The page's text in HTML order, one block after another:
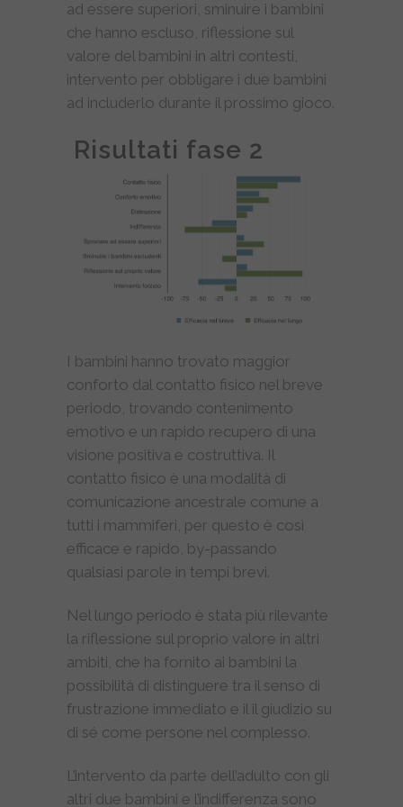
ad essere superiori, sminuire i bambini
che hanno escluso, riflessione sul
valore del bambini in altri contesti,
intervento per obbligare i due bambini
ad includerlo durante il prossimo gioco.
Risultati fase 2
I bambini hanno trovato maggior
conforto dal contatto fisico nel breve
periodo, trovando contenimento
emotivo e un rapido recupero di una
visione positiva e costruttiva. Il
contatto fisico è una modalità di
comunicazione ancestrale comune a
tutti i mammiferi, per questo è così
efficace e rapido, by-passando
qualsiasi parole in tempi brevi.
Nel lungo periodo è stata più rilevante
la riflessione sul proprio valore in altri
ambiti, che ha fornito ai bambini la
possibilità di distinguere tra il senso di
frustrazione immediato e il il giudizio su
di sé come persone nel complesso.
L’intervento da parte dell’adulto con gli
altri due bambini e l’indifferenza sono